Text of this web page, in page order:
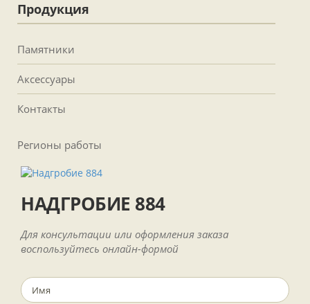
Продукция
Памятники
Аксессуары
Контакты
Регионы работы
НАДГРОБИЕ 884
Для консультации или оформления заказа
воспользуйтесь онлайн-формой